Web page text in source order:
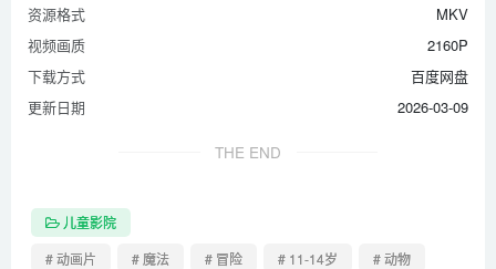
资源格式
MKV
视频画质
2160P
下载方式
百度网盘
更新日期
2026-03-09
THE END
儿童影院
# 动画片
# 魔法 # 冒险 # 11-14岁
# 动物